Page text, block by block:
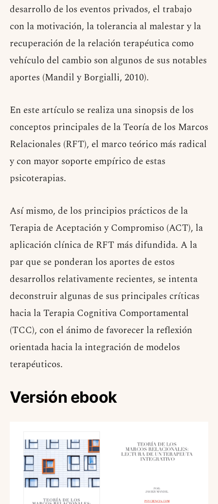
desarrollo de los eventos privados, el trabajo
con la motivación, la tolerancia al malestar y la
recuperación de la relación terapéutica como
vehículo del cambio son algunos de sus notables
aportes (Mandil y Borgialli, 2010).
En este artículo se realiza una sinopsis de los
conceptos principales de la Teoría de los Marcos
Relacionales (RFT), el marco teórico más radical
y con mayor soporte empírico de estas
psicoterapias.
Así mismo, de los principios prácticos de la
Terapia de Aceptación y Compromiso (ACT), la
aplicación clínica de RFT más difundida. A la
par que se ponderan los aportes de estos
desarrollos relativamente recientes, se intenta
deconstruir algunas de sus principales críticas
hacia la Terapia Cognitiva Comportamental
(TCC), con el ánimo de favorecer la reflexión
orientada hacia la integración de modelos
terapéuticos.
Versión ebook